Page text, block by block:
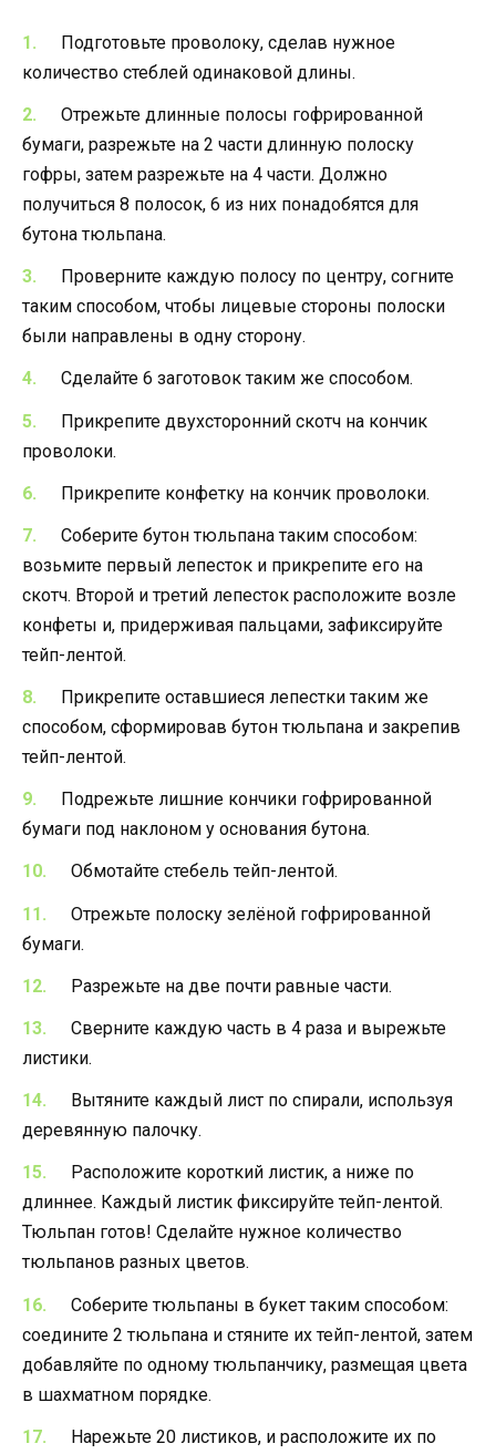
Подготовьте проволоку, сделав нужное
количество стеблей одинаковой длины.
Отрежьте длинные полосы гофрированной
бумаги, разрежьте на 2 части длинную полоску
гофры, затем разрежьте на 4 части. Должно
получиться 8 полосок, 6 из них понадобятся для
бутона тюльпана.
Проверните каждую полосу по центру, согните
таким способом, чтобы лицевые стороны полоски
были направлены в одну сторону.
Сделайте 6 заготовок таким же способом.
Прикрепите двухсторонний скотч на кончик
проволоки.
Прикрепите конфетку на кончик проволоки.
Соберите бутон тюльпана таким способом:
возьмите первый лепесток и прикрепите его на
скотч. Второй и третий лепесток расположите возле
конфеты и, придерживая пальцами, зафиксируйте
тейп-лентой.
Прикрепите оставшиеся лепестки таким же
способом, сформировав бутон тюльпана и закрепив
тейп-лентой.
Подрежьте лишние кончики гофрированной
бумаги под наклоном у основания бутона.
Обмотайте стебель тейп-лентой.
Отрежьте полоску зелёной гофрированной
бумаги.
Разрежьте на две почти равные части.
Сверните каждую часть в 4 раза и вырежьте
листики.
Вытяните каждый лист по спирали, используя
деревянную палочку.
Расположите короткий листик, а ниже по
длиннее. Каждый листик фиксируйте тейп-лентой.
Тюльпан готов! Сделайте нужное количество
тюльпанов разных цветов.
Соберите тюльпаны в букет таким способом:
соедините 2 тюльпана и стяните их тейп-лентой, затем
добавляйте по одному тюльпанчику, размещая цвета
в шахматном порядке.
Нарежьте 20 листиков, и расположите их по